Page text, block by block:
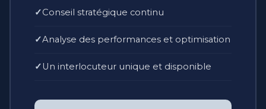
Conseil stratégique continu
Analyse des performances et optimisation
Un interlocuteur unique et disponible